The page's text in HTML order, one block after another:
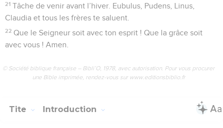
21 Tâche de venir avant l’hiver. Eubulus, Pudens, Linus,
Claudia et tous les frères te saluent.
22 Que le Seigneur soit avec ton esprit ! Que la grâce soit
avec vous ! Amen.
© Société biblique française – Bibli’O, 1978, avec autorisation. Pour vous procurer
une Bible imprimée, rendez-vous sur www.editionsbiblio.fr
Tite Introduction